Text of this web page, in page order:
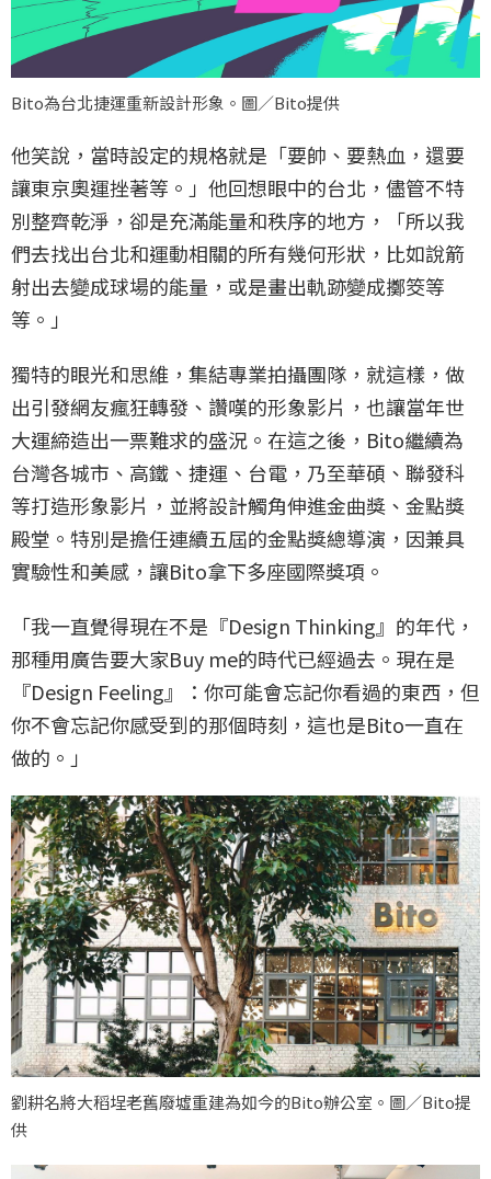
Bito為台北捷運重新設計形象。圖／Bito提供
他笑說，當時設定的規格就是「要帥、要熱血，還要
讓東京奧運挫著等。」他回想眼中的台北，儘管不特
別整齊乾淨，卻是充滿能量和秩序的地方，「所以我
們去找出台北和運動相關的所有幾何形狀，比如說箭
射出去變成球場的能量，或是畫出軌跡變成擲筊等
等。」
獨特的眼光和思維，集結專業拍攝團隊，就這樣，做
出引發網友瘋狂轉發、讚嘆的形象影片，也讓當年世
大運締造出一票難求的盛況。在這之後，Bito繼續為
台灣各城市、高鐵、捷運、台電，乃至華碩、聯發科
等打造形象影片，並將設計觸角伸進金曲獎、金點獎
殿堂。特別是擔任連續五屆的金點獎總導演，因兼具
實驗性和美感，讓Bito拿下多座國際獎項。
「我一直覺得現在不是『Design Thinking』的年代，
那種用廣告要大家Buy me的時代已經過去。現在是
『Design Feeling』：你可能會忘記你看過的東西，但
你不會忘記你感受到的那個時刻，這也是Bito一直在
做的。」
劉耕名將大稻埕老舊廢墟重建為如今的Bito辦公室。圖／Bito提
供